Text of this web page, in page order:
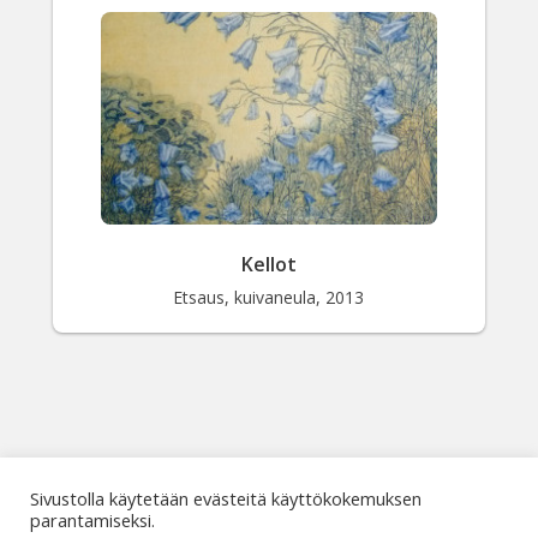
Hae sivustolta
Kellot
Etsaus, kuivaneula, 2013
Sivustolla käytetään evästeitä käyttökokemuksen
parantamiseksi.